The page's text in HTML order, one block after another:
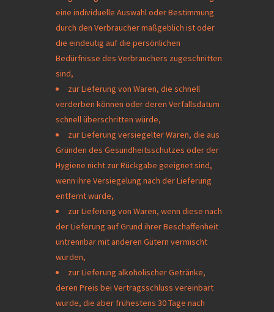
eine individuelle Auswahl oder Bestimmung
durch den Verbraucher maßgeblich ist oder
die eindeutig auf die persönlichen
Bedürfnisse des Verbrauchers zugeschnitten
sind,
zur Lieferung von Waren, die schnell
verderben können oder deren Verfallsdatum
schnell überschritten würde,
zur Lieferung versiegelter Waren, die aus
Gründen des Gesundheitsschutzes oder der
Hygiene nicht zur Rückgabe geeignet sind,
wenn ihre Versiegelung nach der Lieferung
entfernt wurde,
zur Lieferung von Waren, wenn diese nach
der Lieferung auf Grund ihrer Beschaffenheit
untrennbar mit anderen Gütern vermischt
wurden,
zur Lieferung alkoholischer Getränke,
deren Preis bei Vertragsschluss vereinbart
wurde, die aber frühestens 30 Tage nach